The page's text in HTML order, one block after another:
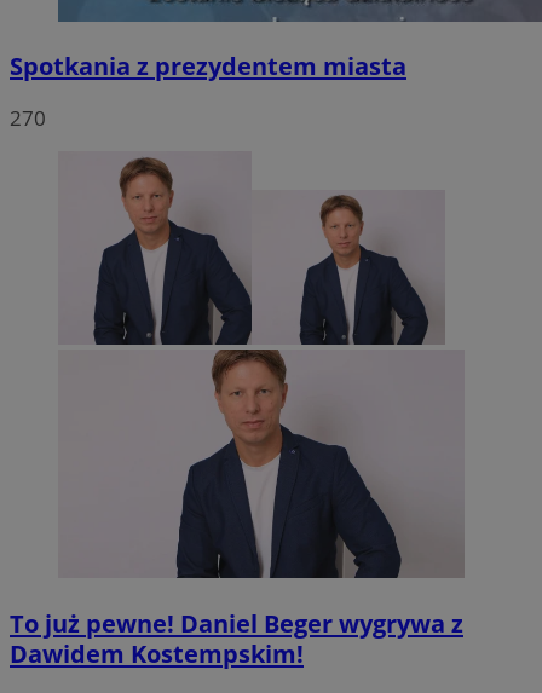
Spotkania z prezydentem miasta
270
To już pewne! Daniel Beger wygrywa z
Dawidem Kostempskim!